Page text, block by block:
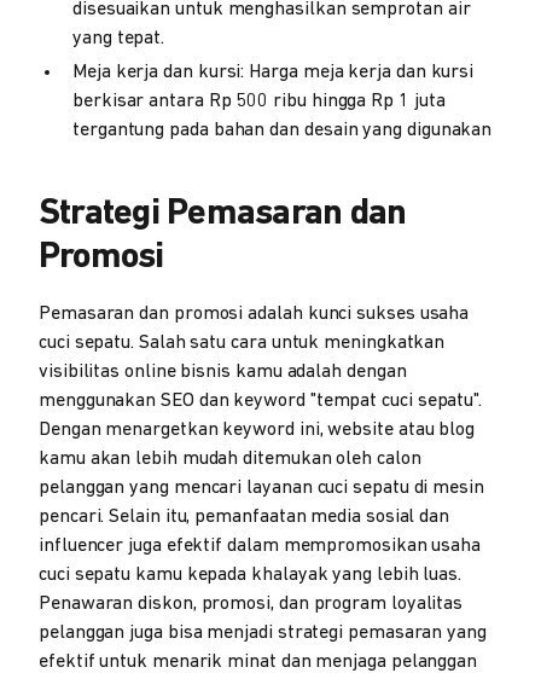
disesuaikan untuk menghasilkan semprotan air
yang tepat.
Meja kerja dan kursi: Harga meja kerja dan kursi
berkisar antara Rp 500 ribu hingga Rp 1 juta
tergantung pada bahan dan desain yang digunakan
Strategi Pemasaran dan
Promosi
Pemasaran dan promosi adalah kunci sukses usaha
cuci sepatu. Salah satu cara untuk meningkatkan
visibilitas online bisnis kamu adalah dengan
menggunakan SEO dan keyword "tempat cuci sepatu".
Dengan menargetkan keyword ini, website atau blog
kamu akan lebih mudah ditemukan oleh calon
pelanggan yang mencari layanan cuci sepatu di mesin
pencari. Selain itu, pemanfaatan media sosial dan
influencer juga efektif dalam mempromosikan usaha
cuci sepatu kamu kepada khalayak yang lebih luas.
Penawaran diskon, promosi, dan program loyalitas
pelanggan juga bisa menjadi strategi pemasaran yang
efektif untuk menarik minat dan menjaga pelanggan